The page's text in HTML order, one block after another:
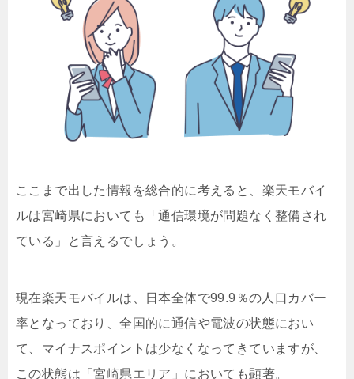
ここまで出した情報を総合的に考えると、楽天モバイ
ルは宮崎県においても「通信環境が問題なく整備され
ている」と言えるでしょう。
現在楽天モバイルは、日本全体で99.9％の人口カバー
率となっており、全国的に通信や電波の状態におい
て、マイナスポイントは少なくなってきていますが、
この状態は「宮崎県エリア」においても顕著。